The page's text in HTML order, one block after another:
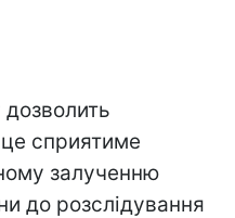
дозволить
це сприятиме
залученню
до розслідування